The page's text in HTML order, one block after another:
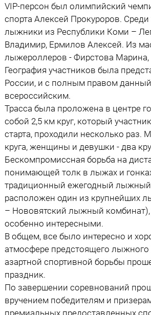
VIP-персон был олимпийский
спорта Алексей Прокуроров.
лыжники из Республики Коми –
Владимир, Ермилов Алексей. Из
лыжероллеров - Фирстова Марина,
География участников была
России, и с полным правом
всероссийским.
Трасса была проложена в центре
собой 2,5 км круг, который
старта, проходили несколько
круга, женщины и девушки - два
Бескомпромиссная борьба на
понимающей толк в лыжах и
традиционный ежегодный
расположен один из крупнейших
– Нововятский лыжный комбинат),
особенно интересными.
В общем, все было интересно и
атмосфере предстоящего лыжного
азартной спортивной борьбы
праздник.
По завершении соревнований
вручением победителям и
премиальных предоставленных